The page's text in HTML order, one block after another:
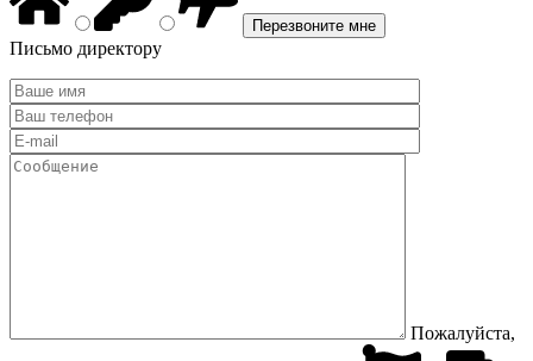
Письмо директору
Пожалуйста,